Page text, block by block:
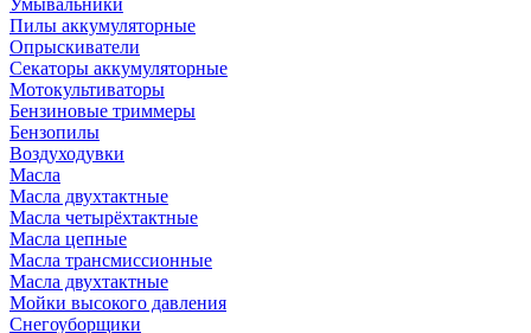
Умывальники
Пилы аккумуляторные
Опрыскиватели
Секаторы аккумуляторные
Мотокультиваторы
Бензиновые триммеры
Бензопилы
Воздуходувки
Масла
Масла двухтактные
Масла четырёхтактные
Масла цепные
Масла трансмиссионные
Масла двухтактные
Мойки высокого давления
Снегоуборщики